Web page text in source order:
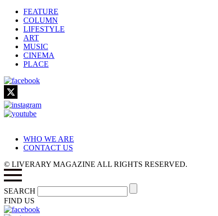
FEATURE
COLUMN
LIFESTYLE
ART
MUSIC
CINEMA
PLACE
WHO WE ARE
CONTACT US
© LIVERARY MAGAZINE ALL RIGHTS RESERVED.
SEARCH
FIND US